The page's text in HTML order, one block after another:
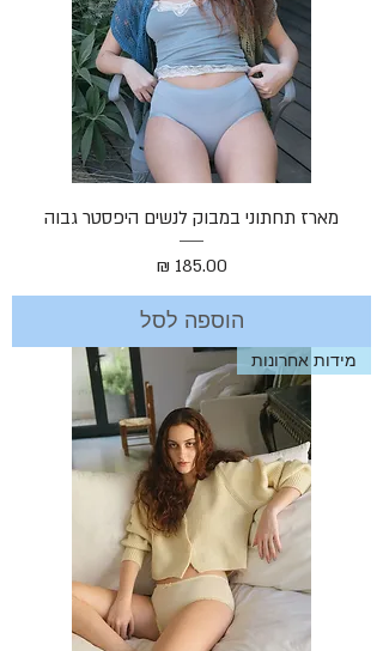
מארז תחתוני במבוק לנשים היפסטר גבוה
מחיר
הוספה לסל
מידות אחרונות